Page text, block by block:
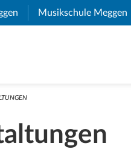
(External Link)
Musikschule Meggen